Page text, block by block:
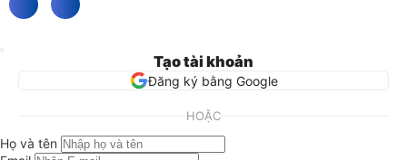
Tạo tài khoản
Đăng ký bằng Google
HOẶC
Họ và tên